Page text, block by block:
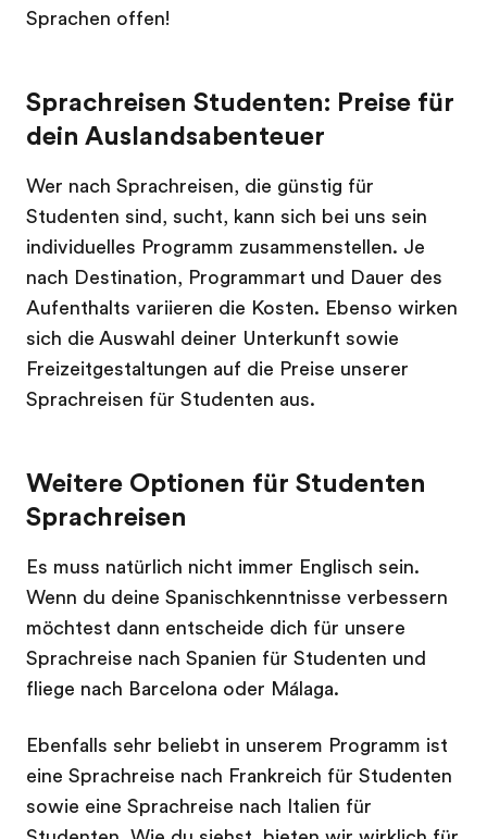
Sprachen offen!
Sprachreisen Studenten: Preise für
dein Auslandsabenteuer
Wer nach Sprachreisen, die günstig für
Studenten sind, sucht, kann sich bei uns sein
individuelles Programm zusammenstellen. Je
nach Destination, Programmart und Dauer des
Aufenthalts variieren die Kosten. Ebenso wirken
sich die Auswahl deiner Unterkunft sowie
Freizeitgestaltungen auf die Preise unserer
Sprachreisen für Studenten aus.
Weitere Optionen für Studenten
Sprachreisen
Es muss natürlich nicht immer Englisch sein.
Wenn du deine Spanischkenntnisse verbessern
möchtest dann entscheide dich für unsere
Sprachreise nach Spanien für Studenten und
fliege nach Barcelona oder Málaga.
Ebenfalls sehr beliebt in unserem Programm ist
eine Sprachreise nach Frankreich für Studenten
sowie eine Sprachreise nach Italien für